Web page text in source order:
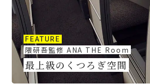
FEATURE
隈研吾監修 ANA THE Room
最上級のくつろぎ空間